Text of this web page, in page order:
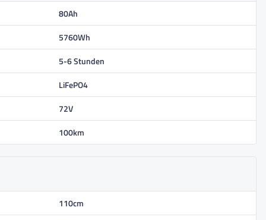
80Ah
5760Wh
5-6 Stunden
LiFePO4
72V
100km
110cm